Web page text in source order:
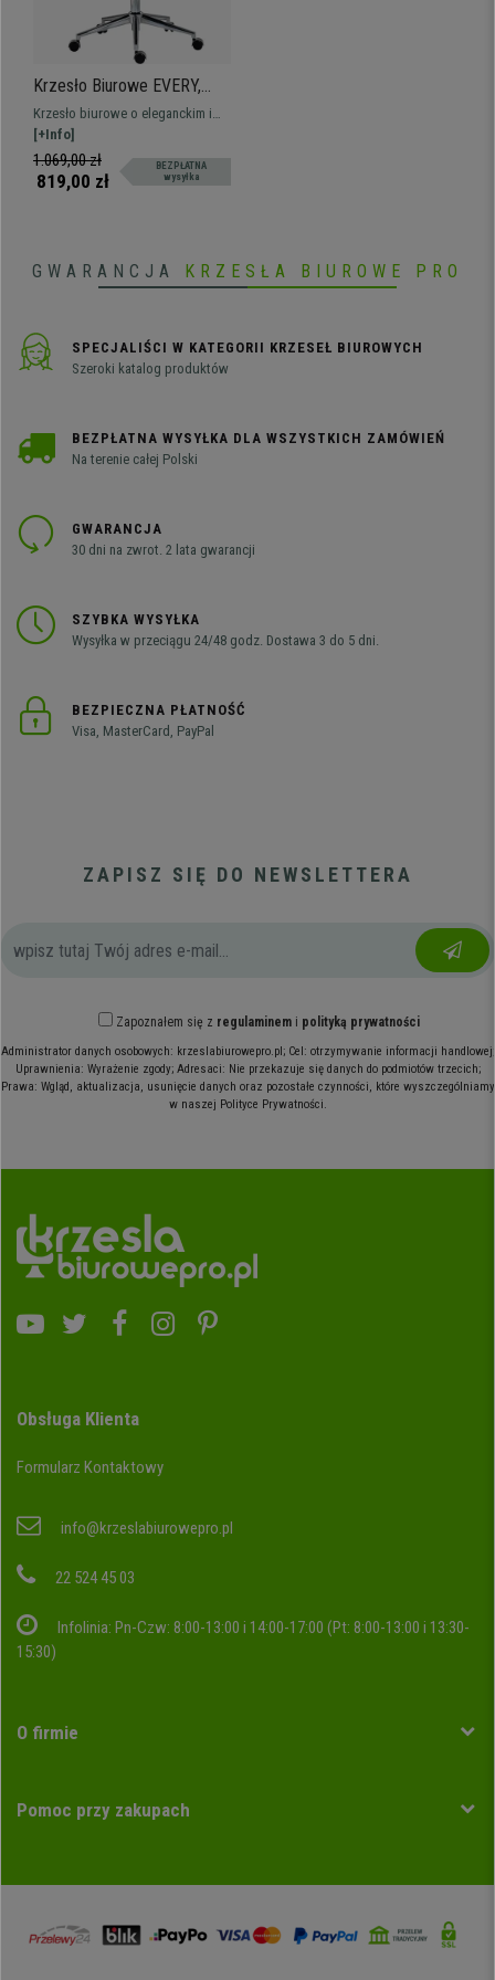
Krzesło Biurowe EVERY,
Elegancki Design, Matelowy
Stelaż, Skóra Sztuczna,
Kremowe
Krzesło biurowe o eleganckim i
nowoczesnym designie, przyciąga
wzrok i łączy komfort z
materiałami najwyższej jakości.
[+Info]
1.069,00 zł
819,00 zł
BEZPŁATNA
wysyłka
GWARANCJA KRZESŁA BIUROWE PRO
SPECJALIŚCI W KATEGORII KRZESEŁ BIUROWYCH
Szeroki katalog produktów
BEZPŁATNA WYSYŁKA DLA WSZYSTKICH ZAMÓWIEŃ
Na terenie całej Polski
GWARANCJA
30 dni na zwrot. 2 lata gwarancji
SZYBKA WYSYŁKA
Wysyłka w przeciągu 24/48 godz. Dostawa 3 do 5 dni.
BEZPIECZNA PŁATNOŚĆ
Visa, MasterCard, PayPal
ZAPISZ SIĘ DO NEWSLETTERA
Zapoznałem się z regulaminemi polityką prywatności
Administrator danych osobowych: krzeslabiurowepro.pl; Cel: otrzymywanie informacji handlowej;
Uprawnienia: Wyrażenie zgody; Adresaci: Nie przekazuje się danych do podmiotów trzecich;
Prawa: Wgląd, aktualizacja, usunięcie danych oraz pozostałe czynności, które wyszczególniamy
w naszej Polityce Prywatności.
Obsługa Klienta
Formularz Kontaktowy
info@krzeslabiurowepro.pl
22 524 45 03
Infolinia: Pn-Czw: 8:00-13:00 i 14:00-17:00 (Pt: 8:00-13:00 i 13:30-
15:30)
O firmie
Pomoc przy zakupach